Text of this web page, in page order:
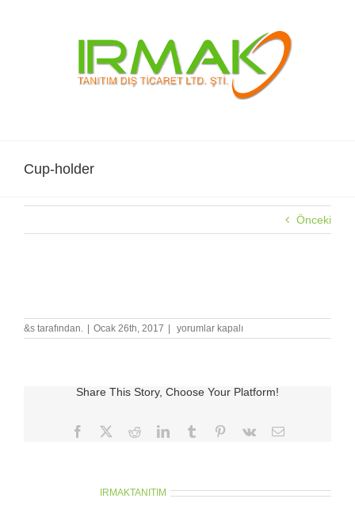
Cup-holder
Önceki
&s tarafından. Ocak 26th, 2017
Cup-
holder
yorumlar kapalı
Share This Story, Choose Your Platform!
Facebook RedditLinkedInTumblr Pinterest
Vk
E-
IRMAKTANITIM